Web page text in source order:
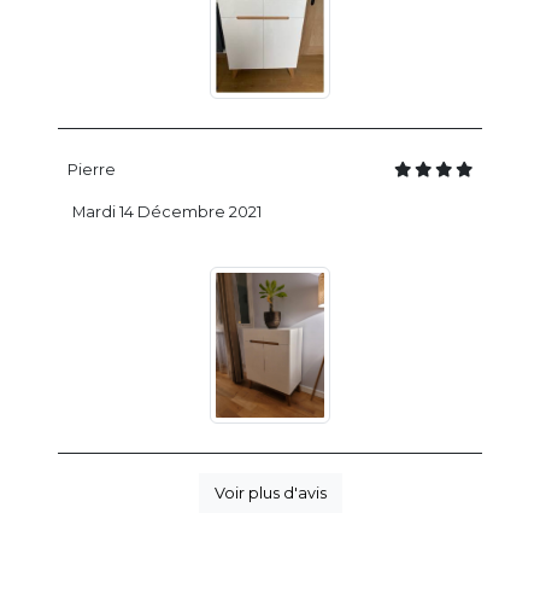
Pierre
Mardi 14 Décembre 2021
Voir plus d'avis